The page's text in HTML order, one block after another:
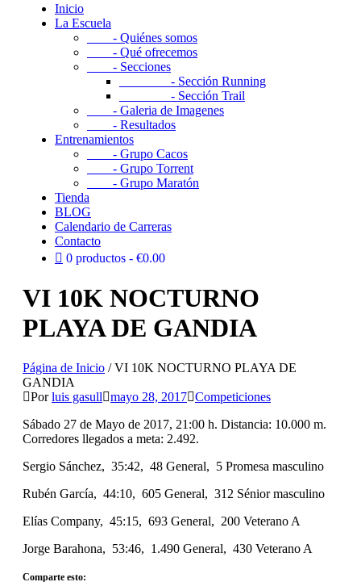
Inicio
La Escuela
- Quiénes somos
- Qué ofrecemos
- Secciones
- Sección Running
- Sección Trail
- Galeria de Imagenes
- Resultados
Entrenamientos
- Grupo Cacos
- Grupo Torrent
- Grupo Maratón
Tienda
BLOG
Calendario de Carreras
Contacto
0 productos
€0.00
VI 10K NOCTURNO
PLAYA DE GANDIA
Página de Inicio /VI 10K NOCTURNO PLAYA DE
GANDIA
Porluis gasull mayo 28, 2017 Competiciones
Sábado 27 de Mayo de 2017, 21:00 h. Distancia: 10.000 m.
Corredores llegados a meta: 2.492.
Sergio Sánchez, 35:42, 48 General, 5 Promesa masculino
Rubén García, 44:10, 605 General, 312 Sénior masculino
Elías Company, 45:15, 693 General, 200 Veterano A
Jorge Barahona, 53:46, 1.490 General, 430 Veterano A
Comparte esto: